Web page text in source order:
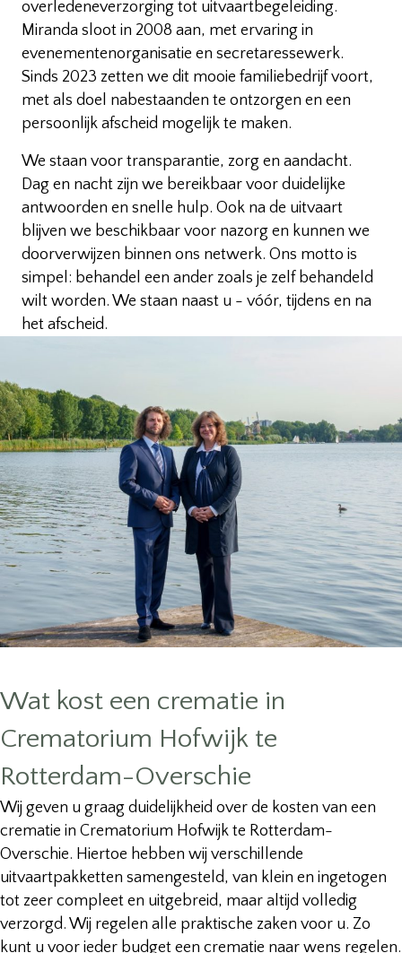
overledeneverzorging tot uitvaartbegeleiding.
Miranda sloot in 2008 aan, met ervaring in
evenementenorganisatie en secretaressewerk.
Sinds 2023 zetten we dit mooie familiebedrijf voort,
met als doel nabestaanden te ontzorgen en een
persoonlijk afscheid mogelijk te maken.
We staan voor transparantie, zorg en aandacht.
Dag en nacht zijn we bereikbaar voor duidelijke
antwoorden en snelle hulp. Ook na de uitvaart
blijven we beschikbaar voor nazorg en kunnen we
doorverwijzen binnen ons netwerk. Ons motto is
simpel: behandel een ander zoals je zelf behandeld
wilt worden. We staan naast u - vóór, tijdens en na
het afscheid.
Wat kost een crematie in
Crematorium Hofwijk te
Rotterdam-Overschie
Wij geven u graag duidelijkheid over de kosten van een
crematie in Crematorium Hofwijk te Rotterdam-
Overschie. Hiertoe hebben wij verschillende
uitvaartpakketten samengesteld, van klein en ingetogen
tot zeer compleet en uitgebreid, maar altijd volledig
verzorgd. Wij regelen alle praktische zaken voor u. Zo
kunt u voor ieder budget een crematie naar wens regelen.